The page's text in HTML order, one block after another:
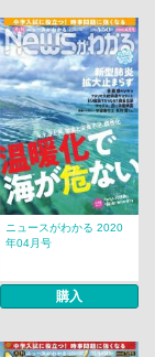
ニュースがわかる 2020
年04月号
購入